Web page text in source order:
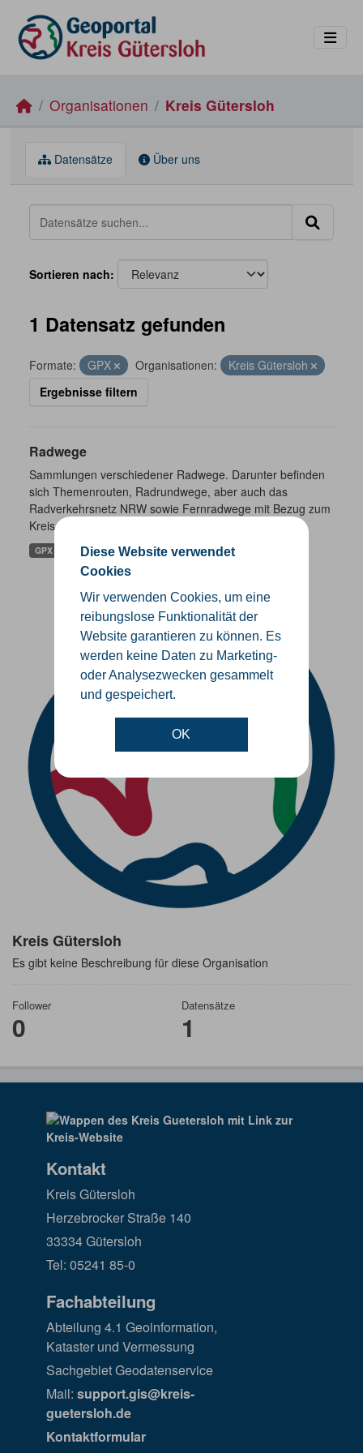
Diese Website verwendet
Cookies
Wir verwenden Cookies, um eine
reibungslose Funktionalität der
Website garantieren zu können. Es
werden keine Daten zu Marketing-
oder Analysezwecken gesammelt
und gespeichert.
OK
Organisationen Kreis Gütersloh
Kreis Gütersloh
Es gibt keine Beschreibung für diese Organisation
Follower
0
Datensätze
1
Datensätze Über uns
Sortieren nach
1 Datensatz gefunden
Formate: GPX Organisationen:
Kreis Gütersloh
Ergebnisse filtern
Radwege
Sammlungen verschiedener Radwege. Darunter befinden
sich Themenrouten, Radrundwege, aber auch das
Radverkehrsnetz NRW sowie Fernradwege mit Bezug zum
Kreis Gütersloh.
GPX
Kontakt
Kreis Gütersloh
Herzebrocker Straße 140
33334 Gütersloh
Tel: 05241 85-0
Fachabteilung
Abteilung 4.1 Geoinformation,
Kataster und Vermessung
Sachgebiet Geodatenservice
Mail: support.gis@kreis-
guetersloh.de
Kontaktformular